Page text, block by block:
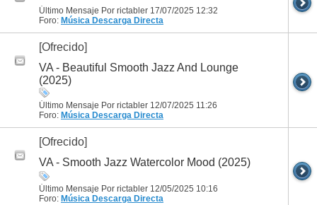
Último Mensaje Por rictabler 17/07/2025 12:32
Foro: Música Descarga Directa
[Ofrecido]
VA - Beautiful Smooth Jazz And Lounge
(2025)
Último Mensaje Por rictabler 12/07/2025 11:26
Foro: Música Descarga Directa
[Ofrecido]
VA - Smooth Jazz Watercolor Mood (2025)
Último Mensaje Por rictabler 12/05/2025 10:16
Foro: Música Descarga Directa